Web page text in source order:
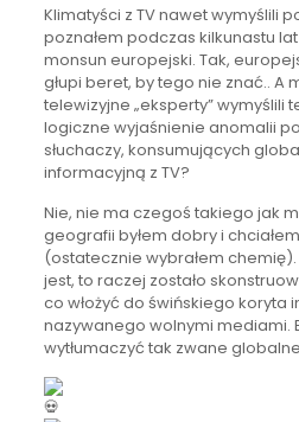
Klimatyści z TV nawet wymyślili
poznałem podczas kilkunastu
monsun europejski. Tak,
głupi beret, by tego nie znać.. A
telewizyjne „eksperty” wymyślili
logiczne wyjaśnienie anomalii
słuchaczy, konsumujących
informacyjną z TV?
Nie, nie ma czegoś takiego jak
geografii byłem dobry i
(ostatecznie wybrałem
jest, to raczej zostało
co włożyć do świńskiego koryta
nazywanego wolnymi mediami.
wytłumaczyć tak zwane